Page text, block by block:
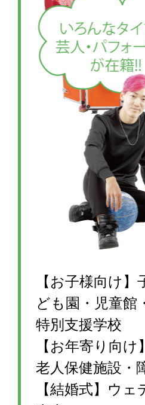
【お子様向け
ども園・児童館
特別支援学校
【お年寄り向
老人保健施設・
【結婚式】ウ